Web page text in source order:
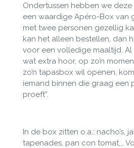
Ondertussen hebben we
een waardige Apéro-Box van
met twee personen gezellig
kan het alleen bestellen, dan
voor een volledige maaltijd.
wat extra hoor, op zo’n
zo’n tapasbox wil openen,
iemand binnen die graag een
proeft”.
In de box zitten o.a.: nacho’s,
tapenades, pan con tomat,…